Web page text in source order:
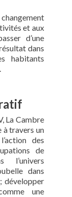
et aux
d’une
dans
habitants
La Cambre
à travers un
des
de
l’univers
dans
développer
une